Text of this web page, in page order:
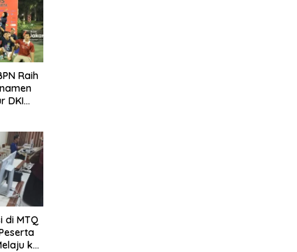
Raih
DKI
di MTQ
ke